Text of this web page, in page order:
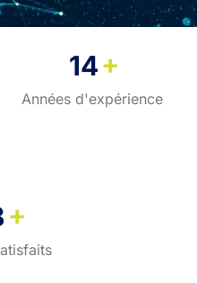
14+
Années d'expérience
+